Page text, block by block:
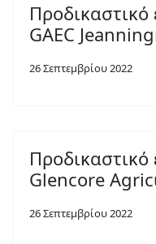
GAEC
26 Σεπτεμβρίου 2022
Glencore
26 Σεπτεμβρίου 2022